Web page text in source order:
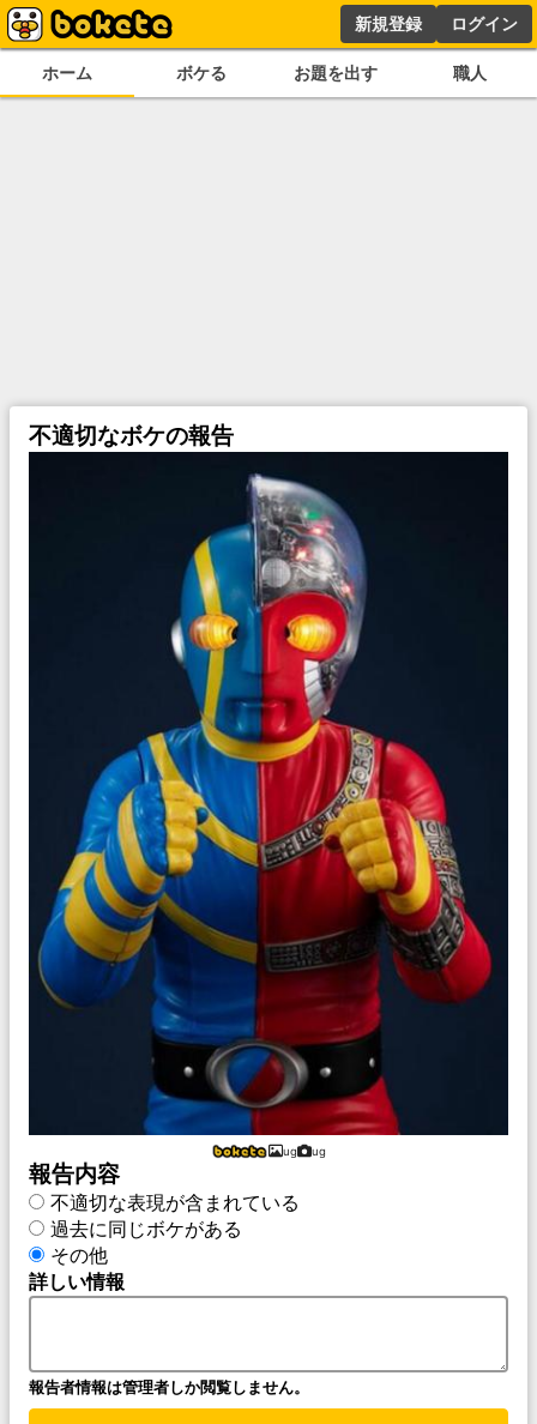
新規登録 ログイン
ホーム ボケる お題を出す 職人
不適切なボケの報告
ug ug
報告内容
不適切な表現が含まれている
過去に同じボケがある
その他
詳しい情報
報告者情報は管理者しか閲覧しません。